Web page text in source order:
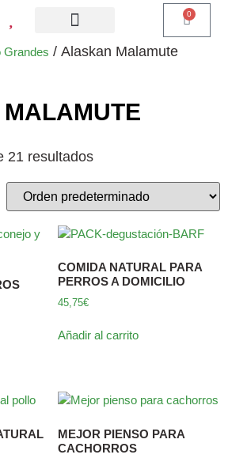
0
Grandes / Alaskan Malamute
21 resultados
COMIDA NATURAL PARA
PERROS A DOMICILIO
45,75€
Añadir al carrito
MEJOR PIENSO PARA
CACHORROS